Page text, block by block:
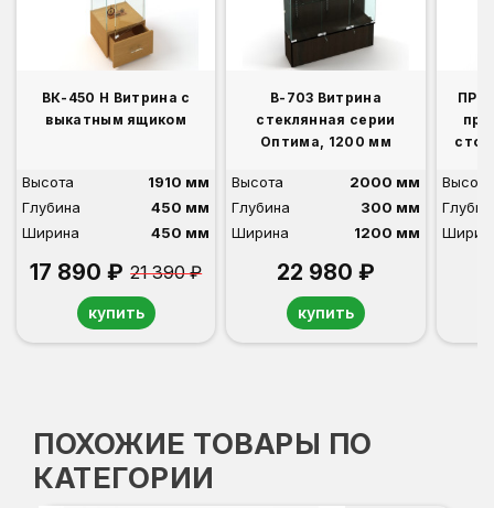
ВК-450 Н Витрина с
выкатным ящиком
Высота
1910 мм
Глубина
450 мм
Ширина
450 мм
17 890 ₽ 21 390 ₽
купить
В-703 Витрина
стеклянная серии
Оптима, 1200 мм
Высота
2000 мм
Глубина
300 мм
Ширина
1200 мм
22 980 ₽
купить
ПР-
Высота
ПОХОЖИЕ ТОВАРЫ ПО
КАТЕГОРИИ